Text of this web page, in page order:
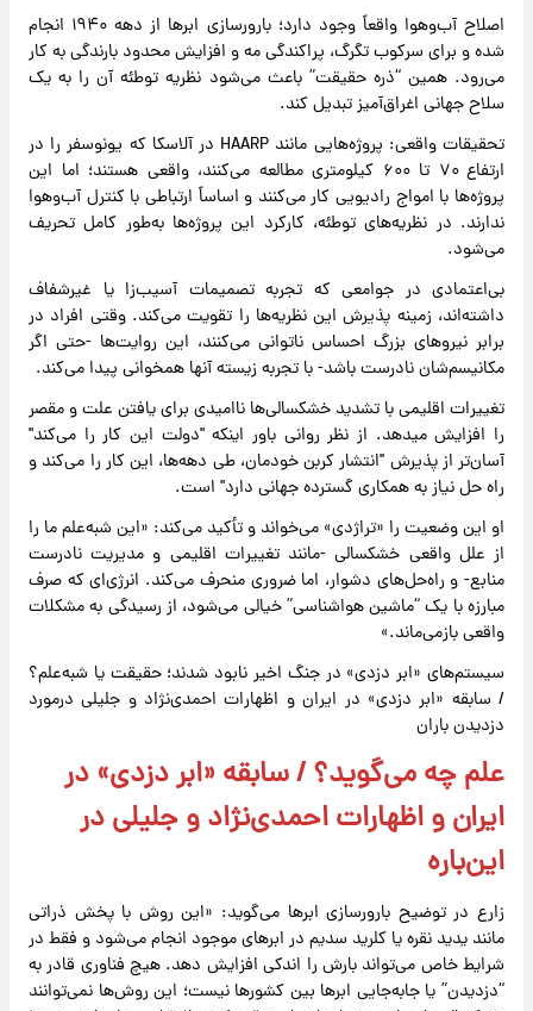
اصلاح آب‌وهوا واقعاً وجود دارد؛ بارورسازی ابر‌ها از دهه ۱۹۴۰ انجام
شده و برای سرکوب تگرگ، پراکندگی مه و افزایش محدود بارندگی به کار
می‌رود. همین “ذره حقیقت” باعث می‌شود نظریه توطئه آن را به یک
سلاح جهانی اغراق‌آمیز تبدیل کند.
تحقیقات واقعی: پروژه‌هایی مانند HAARP در آلاسکا که یونوسفر را در
ارتفاع ۷۰ تا ۶۰۰ کیلومتری مطالعه می‌کنند، واقعی هستند؛ اما این
پروژه‌ها با امواج رادیویی کار می‌کنند و اساساً ارتباطی با کنترل آب‌وهوا
ندارند. در نظریه‌های توطئه، کارکرد این پروژه‌ها به‌طور کامل تحریف
می‌شود.
بی‌اعتمادی در جوامعی که تجربه تصمیمات آسیب‌زا یا غیرشفاف
داشته‌اند، زمینه پذیرش این نظریه‌ها را تقویت می‌کند. وقتی افراد در
برابر نیرو‌های بزرگ احساس ناتوانی می‌کنند، این روایت‌ها -حتی اگر
مکانیسم‌شان نادرست باشد- با تجربه زیسته آنها همخوانی پیدا می‌کند.
تغییرات اقلیمی با تشدید خشکسالی‌ها ناامیدی برای یافتن علت و مقصر
را افزایش میدهد. از نظر روانی باور اینکه "دولت این کار را می‌کند"
آسان‌تر از پذیرش "انتشار کربن خودمان، طی دهه‌ها، این کار را می‌کند و
راه حل نیاز به همکاری گسترده جهانی دارد" است.
او این وضعیت را «تراژدی» می‌خواند و تأکید می‌کند: «این شبه‌علم ما را
از علل واقعی خشکسالی -مانند تغییرات اقلیمی و مدیریت نادرست
منابع- و راه‌حل‌های دشوار، اما ضروری منحرف می‌کند. انرژی‌ای که صرف
مبارزه با یک “ماشین هواشناسی” خیالی می‌شود، از رسیدگی به مشکلات
واقعی بازمی‌ماند.»
سیستم‌های «ابر دزدی» در جنگ اخیر نابود شدند؛ حقیقت یا شبه‌علم؟
/ سابقه «ابر دزدی» در ایران و اظهارات احمدی‌نژاد و جلیلی درمورد
دزدیدن باران
علم چه می‌گوید؟ / سابقه «ابر دزدی» در
ایران و اظهارات احمدی‌نژاد و جلیلی در
این‌باره
زارع در توضیح بارورسازی ابر‌ها می‌گوید: «این روش با پخش ذراتی
مانند یدید نقره یا کلرید سدیم در ابر‌های موجود انجام می‌شود و فقط در
شرایط خاص می‌تواند بارش را اندکی افزایش دهد. هیچ فناوری قادر به
“دزدیدن” یا جابه‌جایی ابر‌ها بین کشور‌ها نیست؛ این روش‌ها نمی‌توانند